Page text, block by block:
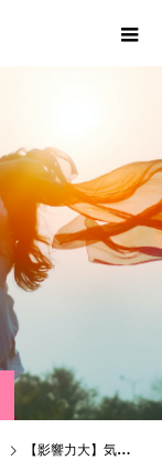
【影響力大】気づかないうちに、相手に伝わっているもの